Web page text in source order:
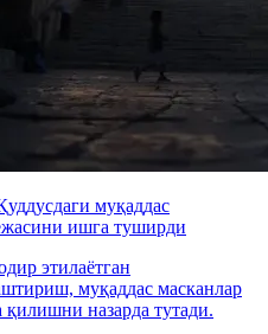
муқаддас
ишга туширди
этилаётган
муқаддас масканлар
назарда тутади.